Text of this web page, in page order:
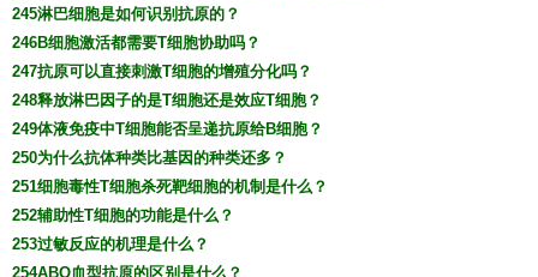
245淋巴细胞是如何识别抗原的？
246B细胞激活都需要T细胞协助吗？
247抗原可以直接刺激T细胞的增殖分化吗？
248释放淋巴因子的是T细胞还是效应T细胞？
249体液免疫中T细胞能否呈递抗原给B细胞？
250为什么抗体种类比基因的种类还多？
251细胞毒性T细胞杀死靶细胞的机制是什么？
252辅助性T细胞的功能是什么？
253过敏反应的机理是什么？
254ABO血型抗原的区别是什么？